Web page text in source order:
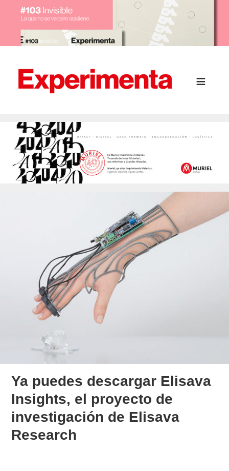
Ya puedes descargar Elisava
Insights, el proyecto de
investigación de Elisava
Research